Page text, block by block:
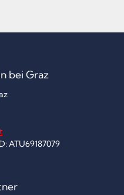
bei Graz
ATU69187079